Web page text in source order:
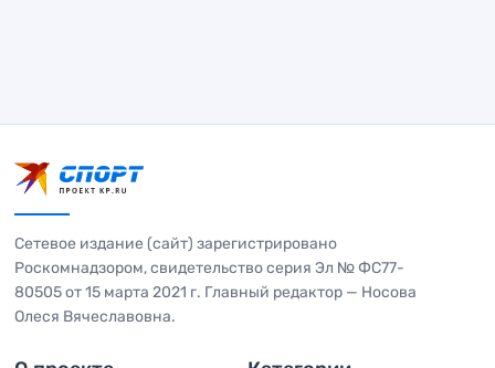
Сетевое издание (сайт) зарегистрировано
Роскомнадзором, свидетельство серия Эл № ФС77-
80505 от 15 марта 2021 г. Главный редактор — Носова
Олеся Вячеславовна.